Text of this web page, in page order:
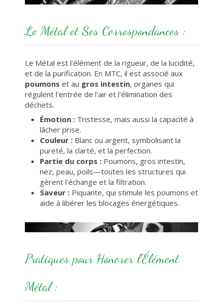
Le Métal et Ses Correspondances :
Le Métal est l'élément de la rigueur, de la lucidité,
et de la purification. En MTC, il est associé aux
poumons et au gros intestin, organes qui
régulent l'entrée de l'air et l'élimination des
déchets.
Émotion : Tristesse, mais aussi la capacité à
lâcher prise.
Couleur : Blanc ou argent, symbolisant la
pureté, la clarté, et la perfection.
Partie du corps : Poumons, gros intestin,
nez, peau, poils—toutes les structures qui
gèrent l'échange et la filtration.
Saveur : Piquante, qui stimule les poumons et
aide à libérer les blocages énergétiques.
Pratiques pour Honorer l'Élément
Métal :